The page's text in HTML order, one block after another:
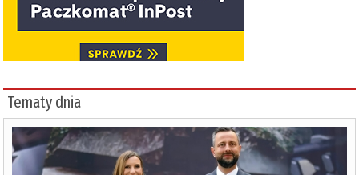
Tematy dnia